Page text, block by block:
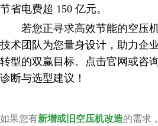
节省电费超 150 亿元。
若您正寻求高效节能的空压机
技术团队为您量身设计，助力企
转型的双赢目标。点击官网或咨
诊断与选型建议！
如果您有新增或旧空压机改造的需求